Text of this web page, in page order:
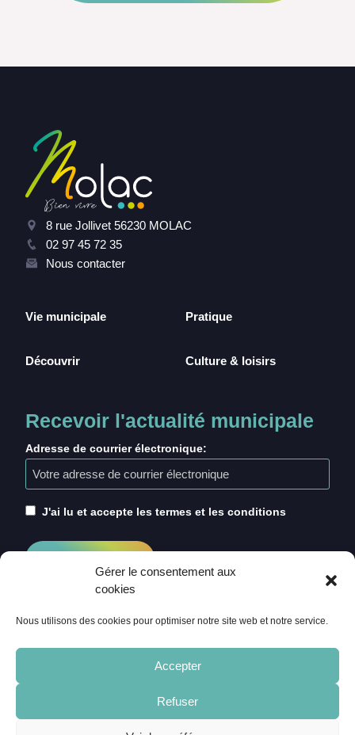
Gérer le consentement aux
cookies
Nous utilisons des cookies pour optimiser notre site web et notre service.
Accepter
Refuser
8 rue Jollivet 56230 MOLAC
02 97 45 72 35
Nous contacter
Vie municipale
Découvrir
Pratique
Culture & loisirs
Recevoir l'actualité municipale
Adresse de courrier électronique:
J'ai lu et accepte les termes et les conditions
CRÉDITS
MENTIONS LÉGALES